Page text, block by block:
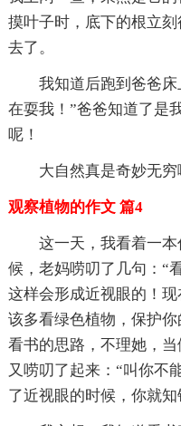
摸叶子时，底下的根立
去了。
我知道后跑到爸爸
在耍我！”爸爸知道了是
呢！
大自然真是奇妙无穷
观察植物的作文 篇4
这一天，我看着一
候，老妈唠叨了几句：“
这样会形成近视眼的！
该多看绿色植物，保护
看书的思路，不理她，
又唠叨了起来：“叫你不
了近视眼的时候，你就知